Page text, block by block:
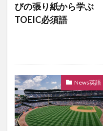
びの張り紙から学ぶ
TOEIC必須語
News英語